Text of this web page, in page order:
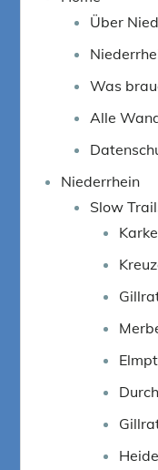
Über
Was
Alle
Niederrhein
Slow